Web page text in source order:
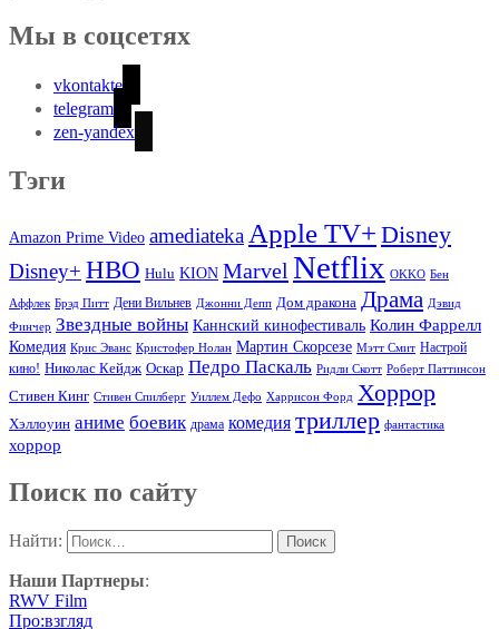
Мы в соцсетях
vkontakte
telegram
zen-yandex
Тэги
Amazon Prime Video amediateka Apple TV+ Disney
Disney+ HBO Hulu KION Marvel Netflix OKKO Бен
Аффлек Брэд Питт Дени Вильнев Джонни Депп Дом дракона Драма Дэвид
Финчер Звездные войны Каннский кинофестиваль Колин Фаррелл
Комедия Крис Эванс Кристофер Нолан Мартин Скорсезе Мэтт Смит Настрой
кино! Николас Кейдж Оскар Педро Паскаль Ридли Скотт Роберт Паттинсон
Стивен Кинг Стивен Спилберг Уиллем Дефо Харрисон Форд Хоррор
Хэллоуин аниме боевик драма комедия триллер фантастика
хоррор
Поиск по сайту
Найти:
Наши Партнеры:
RWV Film
Про:взгляд